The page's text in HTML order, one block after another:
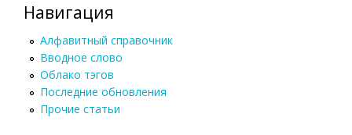
Навигация
Алфавитный справочник
Вводное слово
Облако тэгов
Последние обновления
Прочие статьи